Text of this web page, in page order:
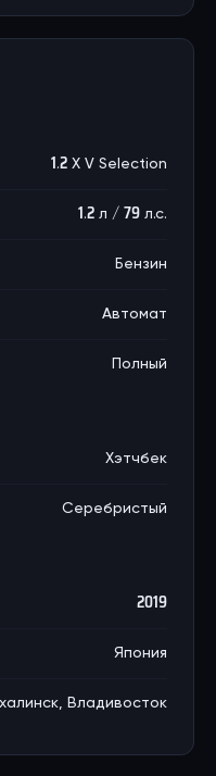
1.2 X V Selection
1.2 л / 79 л.с.
Бензин
Автомат
Полный
Хэтчбек
Серебристый
2019
Япония
Владивосток